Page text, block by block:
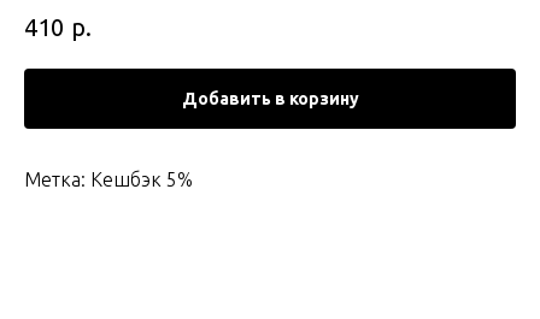
410 р.
Добавить в корзину
Метка: Кешбэк 5%